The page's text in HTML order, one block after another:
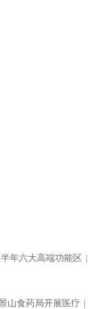
年六大高端功能区 |
山食药局开展医疗 |